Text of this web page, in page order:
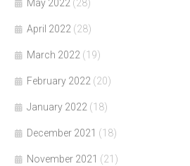
May 2022 (28)
April 2022 (28)
March 2022 (19)
February 2022 (20)
January 2022 (18)
December 2021 (18)
November 2021 (21)